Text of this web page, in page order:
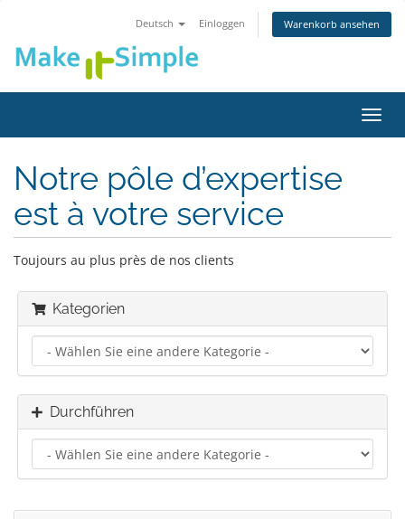
Deutsch Einloggen Warenkorb ansehen
ein-/
Notre pôle d’expertise
est à votre service
Toujours au plus près de nos clients
Kategorien
Durchführen